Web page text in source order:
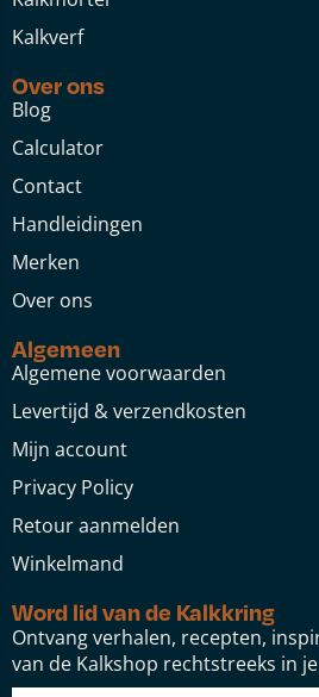
Kalkverf
Over ons
Blog
Calculator
Contact
Handleidingen
Merken
Over ons
Algemeen
Algemene voorwaarden
Levertijd & verzendkosten
Mijn account
Privacy Policy
Retour aanmelden
Winkelmand
Word lid van de Kalkkring
Ontvang verhalen, recepten,
van de Kalkshop rechtstreeks in